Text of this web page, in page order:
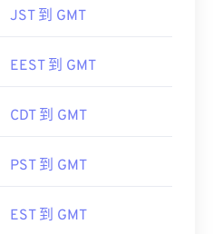
JST 到 GMT
EEST 到 GMT
CDT 到 GMT
PST 到 GMT
EST 到 GMT